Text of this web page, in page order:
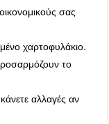
σας
χαρτοφυλάκιο.
το
αλλαγές αν